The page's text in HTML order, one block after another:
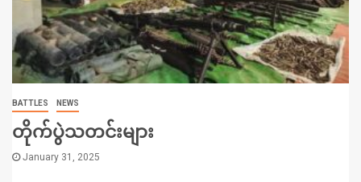
BATTLES NEWS
တိုက်ပွဲသတင်းများ
January 31, 2025